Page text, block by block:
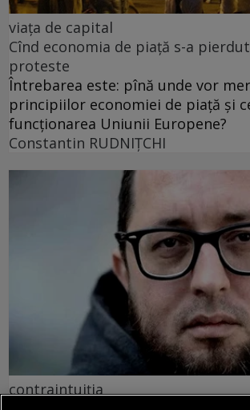
viața de capital
Cînd economia de piață s-a
proteste
Întrebarea este: pînă unde vor
principiilor economiei de piață și
funcționarea Uniunii Europene?
Constantin RUDNIŢCHI
contraintuiția